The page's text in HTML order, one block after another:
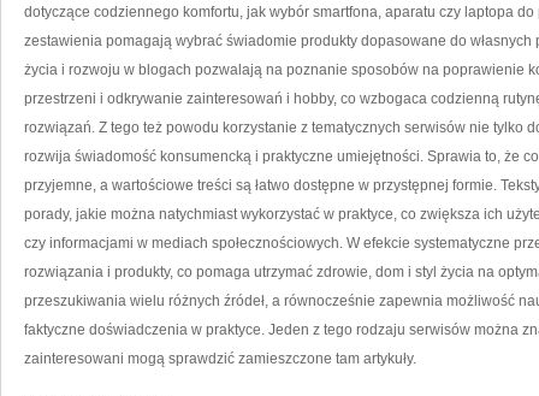
dotyczące codziennego komfortu, jak wybór smartfona, aparatu czy laptopa
zestawienia pomagają wybrać świadomie produkty dopasowane do własnych
życia i rozwoju w blogach pozwalają na poznanie sposobów na poprawienie
przestrzeni i odkrywanie zainteresowań i hobby, co wzbogaca codzienną
rozwiązań. Z tego też powodu korzystanie z tematycznych serwisów nie tylko
rozwija świadomość konsumencką i praktyczne umiejętności. Sprawia to, że
przyjemne, a wartościowe treści są łatwo dostępne w przystępnej formie.
porady, jakie można natychmiast wykorzystać w praktyce, co zwiększa ich
czy informacjami w mediach społecznościowych. W efekcie systematyczne
rozwiązania i produkty, co pomaga utrzymać zdrowie, dom i styl życia na
przeszukiwania wielu różnych źródeł, a równocześnie zapewnia możliwość
faktyczne doświadczenia w praktyce. Jeden z tego rodzaju serwisów można
zainteresowani mogą sprawdzić zamieszczone tam artykuły.